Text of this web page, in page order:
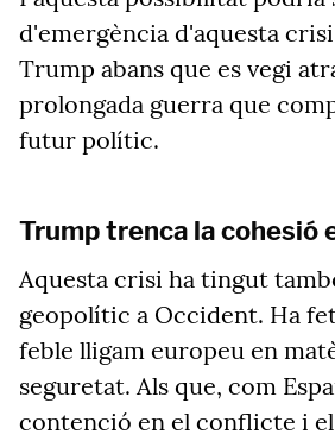
d'emergència d'aquesta
Trump abans que es vegi
prolongada guerra que
futur polític.
Trump trenca la cohesió
Aquesta crisi ha tingut
geopolític a Occident. Ha
feble lligam europeu en
seguretat. Als que, com
contenció en el conflicte i